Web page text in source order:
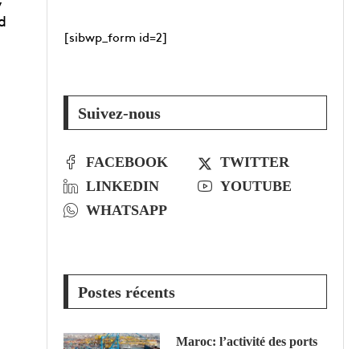
[sibwp_form id=2]
Suivez-nous
FACEBOOK
TWITTER
LINKEDIN
YOUTUBE
WHATSAPP
Postes récents
Maroc: l’activité des ports